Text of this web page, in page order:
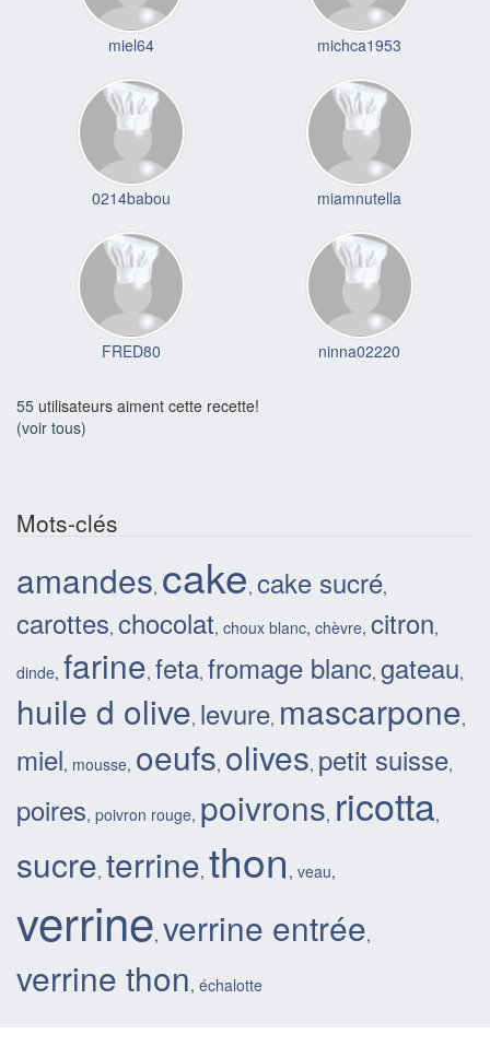
miel64 michca1953
0214babou miamnutella
FRED80 ninna02220
55 utilisateurs aiment cette recette!
(voir tous)
Mots-clés
amandes, cake, cake sucré,
carottes, chocolat, choux blanc, chèvre, citron,
dinde, farine, feta, fromage blanc, gateau,
huile d olive, levure, mascarpone,
miel, mousse, oeufs, olives, petit suisse,
poires, poivron rouge, poivrons, ricotta,
sucre, terrine, thon , veau,
verrine, verrine entrée,
verrine thon, échalotte